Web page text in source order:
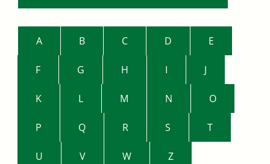
A B C D E
F G H I J
K L M N O
P Q R S T
U V W Z